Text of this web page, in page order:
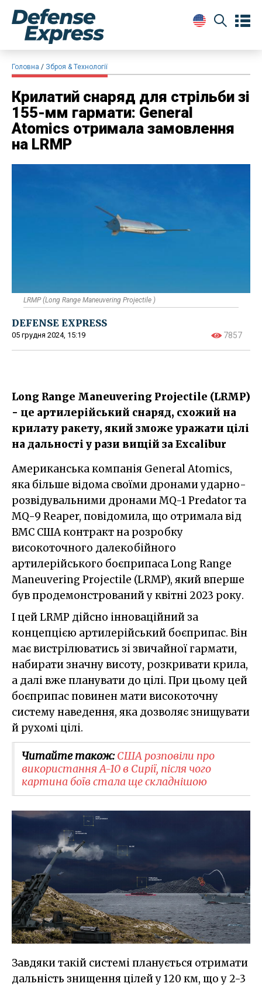
Головна Зброя & Технології
Крилатий снаряд для стрільби зі
155-мм гармати: General
Atomics отримала замовлення
на LRMP
LRMP (Long Range Maneuvering Projectile )
DEFENSE EXPRESS
05 грудня 2024, 15:19 7857
Long Range Maneuvering Projectile (LRMP)
- це артилерійський снаряд, схожий на
крилату ракету, який зможе уражати цілі
на дальності у рази вищій за Excalibur
Американська компанія General Atomics,
яка більше відома своїми дронами ударно-
розвідувальними дронами MQ-1 Predator та
MQ-9 Reaper, повідомила, що отримала від
ВМС США контракт на розробку
високоточного далекобійного
артилерійського боєприпаса Long Range
Maneuvering Projectile (LRMP), який вперше
був продемонстрований у квітні 2023 року.
І цей LRMP дійсно інноваційний за
концепцією артилерійський боєприпас. Він
має вистрілюватись зі звичайної гармати,
набирати значну висоту, розкривати крила,
а далі вже планувати до цілі. При цьому цей
боєприпас повинен мати високоточну
систему наведення, яка дозволяє знищувати
й рухомі цілі.
Читайте також:США розповіли про
використання A-10 в Сирії, після чого
картина боїв стала ще складнішою
Завдяки такій системі планується отримати
дальність знищення цілей у 120 км, що у 2-3